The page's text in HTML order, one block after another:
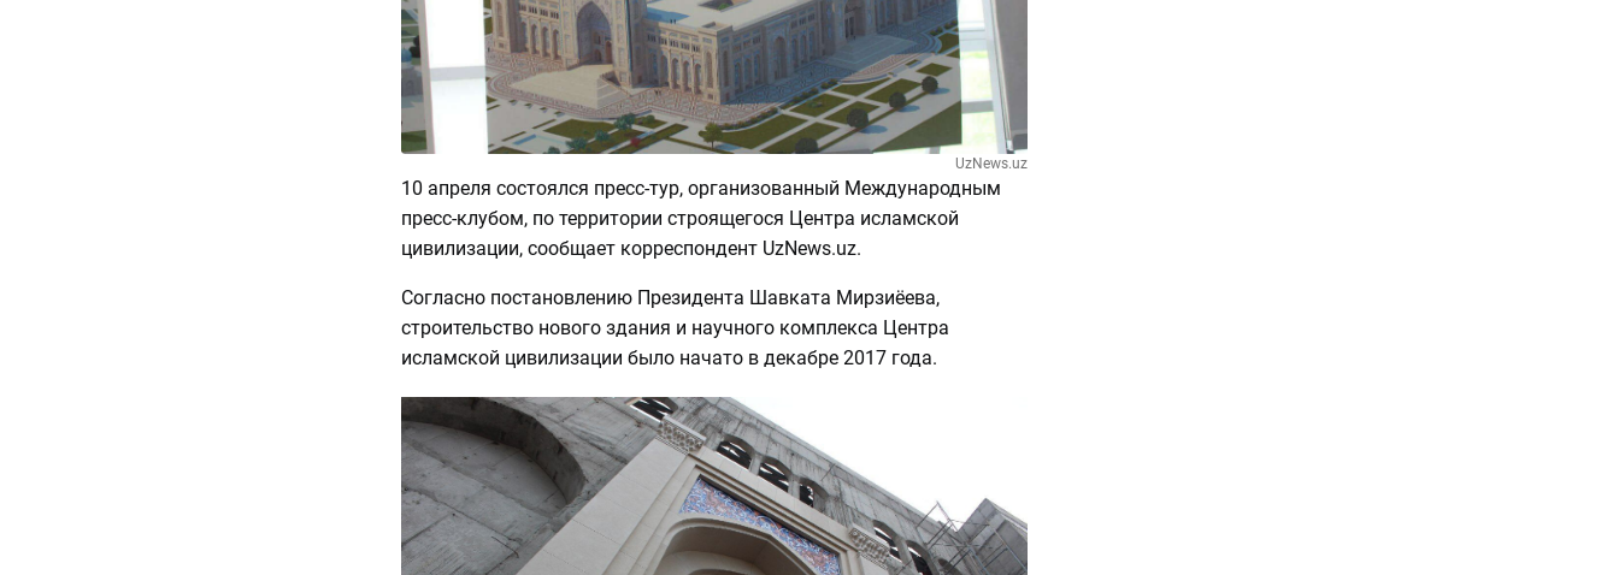
UzNews.uz
10 апреля состоялся пресс-тур, организованный Международным
пресс-клубом, по территории строящегося Центра исламской
цивилизации, сообщает корреспондент UzNews.uz.
Согласно постановлению Президента Шавката Мирзиёева,
строительство нового здания и научного комплекса Центра
исламской цивилизации было начато в декабре 2017 года.